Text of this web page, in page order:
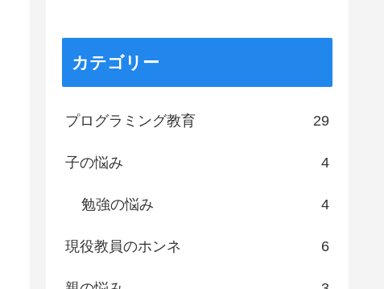
カテゴリー
プログラミング教育 29
子の悩み 4
勉強の悩み 4
現役教員のホンネ 6